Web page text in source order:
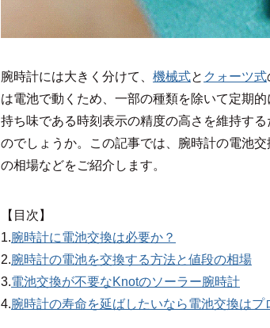
腕時計には大きく分けて、 機械式と クォーツ式
は電池で動くため、一部の種類を除いて定期
持ち味である時刻表示の精度の高さを維持す
のでしょうか。この記事では、腕時計の電池
の相場などをご紹介します。
【目次】
1.腕時計に電池交換は必要か？
2.腕時計の電池を交換する方法と値段の相場
3.電池交換が不要なKnotのソーラー腕時計
4.腕時計の寿命を延ばしたいなら電池交換はプ